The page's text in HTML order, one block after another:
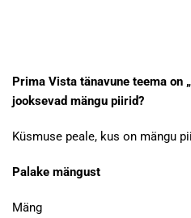
Prima Vista tänavune teema on
jooksevad mängu piirid?
Küsmuse peale, kus on mängu
Palake mängust
Mäng